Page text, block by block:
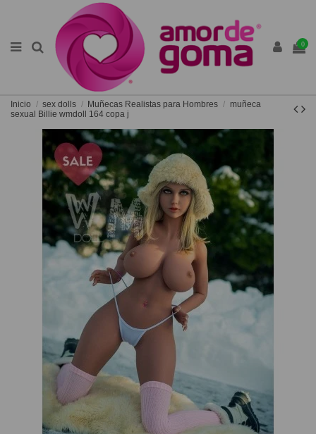
0
Inicio sex dolls Muñecas Realistas para Hombres
muñeca
sexual Billie wmdoll 164 copa j